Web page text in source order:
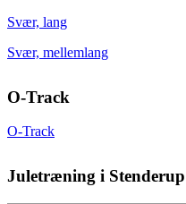
Svær, lang
Svær, mellemlang
O-Track
O-Track
Juletræning i Stenderup